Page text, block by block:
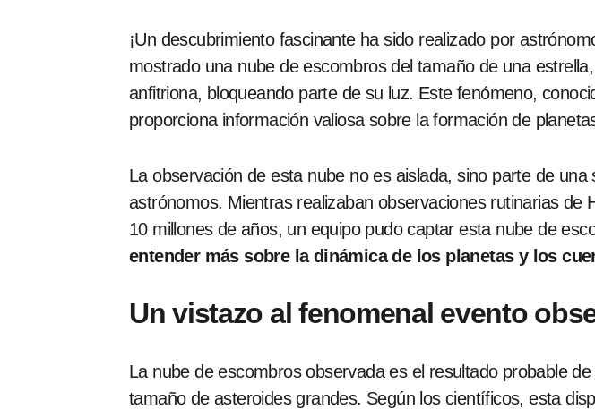
¡Un descubrimiento fascinante ha sido realizado por
mostrado una nube de escombros del tamaño de una
anfitriona, bloqueando parte de su luz. Este fenómeno,
proporciona información valiosa sobre la formación de
La observación de esta nube no es aislada, sino parte de
astrónomos. Mientras realizaban observaciones rutinarias
10 millones de años, un equipo pudo captar esta nube de
entender más sobre la dinámica de los planetas y los
Un vistazo al fenomenal evento
La nube de escombros observada es el resultado probable
tamaño de asteroides grandes. Según los científicos, esta